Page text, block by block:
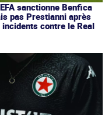
sanctionne Benfica
pas Prestianni après
incidents contre le Real